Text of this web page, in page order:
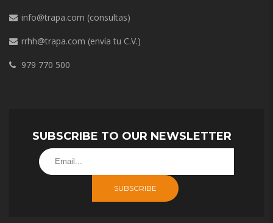
info@trapa.com (consultas)
rrhh@trapa.com (envía tu C.V.)
979 770 500
SUBSCRIBE TO OUR NEWSLETTER
SUBSCRIBE